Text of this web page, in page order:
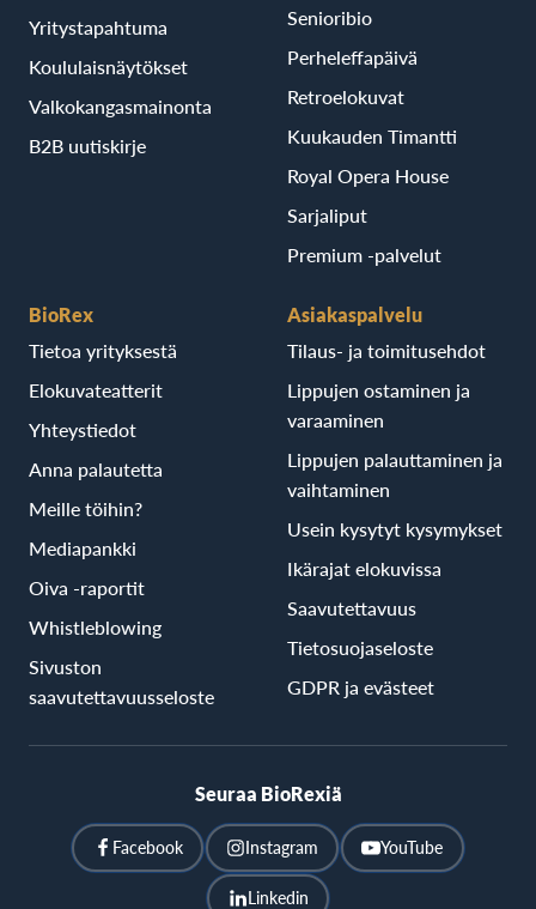
Yritystapahtuma
Koululaisnäytökset
Valkokangasmainonta
B2B uutiskirje
Senioribio
Perheleffapäivä
Retroelokuvat
Kuukauden Timantti
Royal Opera House
Sarjaliput
Premium -palvelut
BioRex
Tietoa yrityksestä
Elokuvateatterit
Yhteystiedot
Anna palautetta
Meille töihin?
Mediapankki
Oiva -raportit
Whistleblowing
Sivuston
saavutettavuusseloste
Asiakaspalvelu
Tilaus- ja toimitusehdot
Lippujen ostaminen ja
varaaminen
Lippujen palauttaminen ja
vaihtaminen
Usein kysytyt kysymykset
Ikärajat elokuvissa
Saavutettavuus
Tietosuojaseloste
GDPR ja evästeet
Seuraa BioRexiä
Facebook Instagram YouTube
Linkedin